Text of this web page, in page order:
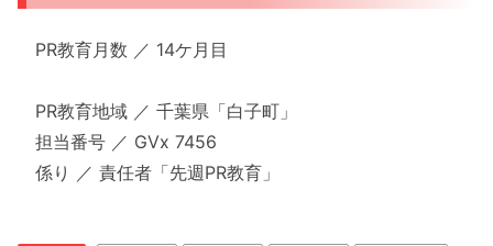
PR教育月数 ／ 14ケ月目
PR教育地域 ／ 千葉県「白子町」
担当番号 ／ GVx 7456
係り ／ 責任者「先週PR教育」